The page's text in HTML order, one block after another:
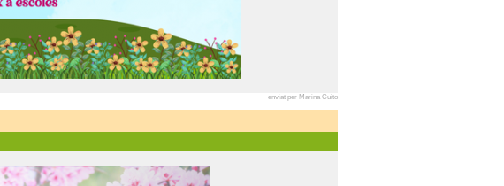
enviat per Marina Cuito